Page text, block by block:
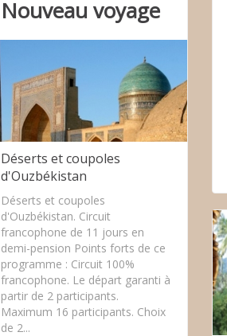
Nouveau voyage
Déserts et coupoles
d'Ouzbékistan
Déserts et coupoles
d'Ouzbékistan. Circuit
francophone de 11 jours en
demi-pension Points forts de ce
programme : Circuit 100%
francophone. Le départ garanti à
partir de 2 participants.
Maximum 16 participants. Choix
de 2...